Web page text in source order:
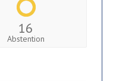
16
Abstention